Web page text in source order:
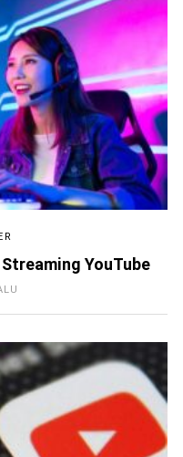
YouTube